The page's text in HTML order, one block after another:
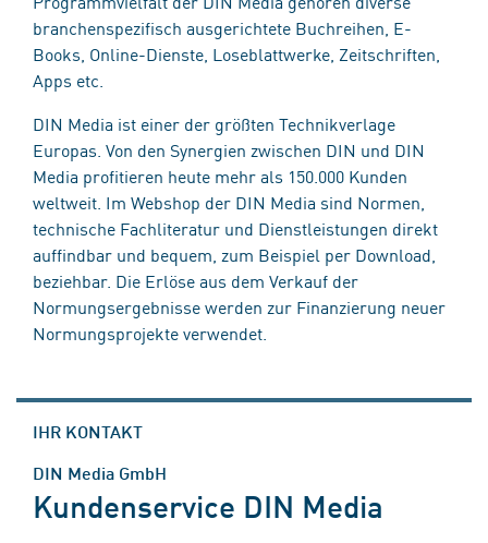
branchenspezifisch ausgerichtete Buchreihen, E-
Books, Online-Dienste, Loseblattwerke, Zeitschriften,
Apps etc.
DIN Media ist einer der größten Technikverlage
Europas. Von den Synergien zwischen DIN und DIN
Media profitieren heute mehr als 150.000 Kunden
weltweit. Im Webshop der DIN Media sind Normen,
technische Fachliteratur und Dienstleistungen direkt
auffindbar und bequem, zum Beispiel per Download,
beziehbar. Die Erlöse aus dem Verkauf der
Normungsergebnisse werden zur Finanzierung neuer
Normungsprojekte verwendet.
IHR KONTAKT
DIN Media GmbH
Kundenservice DIN Media